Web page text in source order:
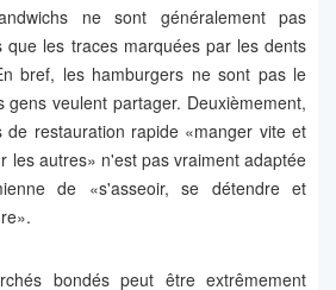
ne sont généralement pas
que les traces marquées par les dents
bref, les hamburgers ne sont pas le
veulent partager. Deuxièmement,
de restauration rapide «manger vite et
les autres» n'est pas vraiment adaptée
de «s'asseoir, se détendre et
bondés peut être extrêmement